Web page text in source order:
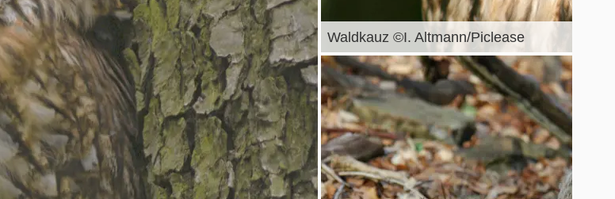
Waldkauz ©I. Altmann/Piclease